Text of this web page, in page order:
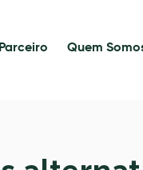
Quem